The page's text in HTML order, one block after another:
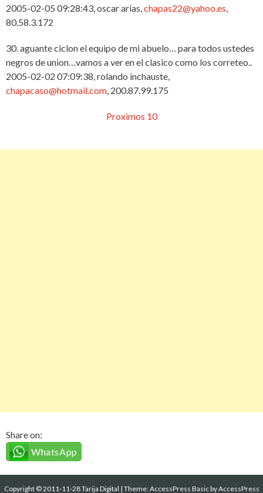
2005-02-05 09:28:43, oscar arias,chapas22@yahoo.es,
80.58.3.172
30. aguante ciclon el equipo de mi abuelo… para todos ustedes
negros de union…vamos a ver en el clasico como los correteo..
2005-02-02 07:09:38, rolando inchauste,
chapacaso@hotmail.com, 200.87.99.175
Proximos 10
Share on:
WhatsApp
Copyright © 2011-11-28 Tarija Digital | Theme:AccessPress Basicby AccessPress